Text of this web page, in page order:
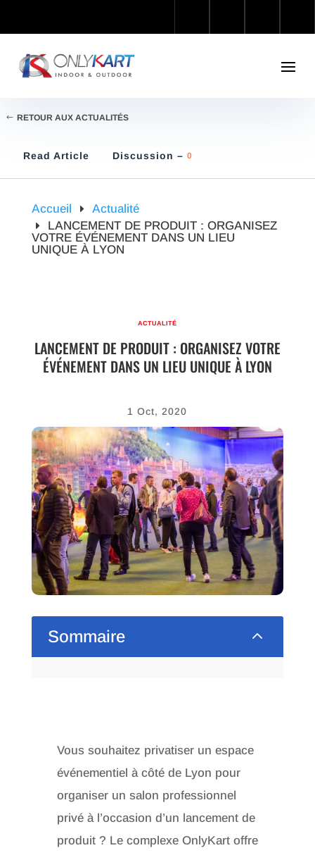
RETOUR AUX ACTUALITÉS
Read Article Discussion – 0
Accueil
Actualité
LANCEMENT DE PRODUIT : ORGANISEZ
VOTRE ÉVÉNEMENT DANS UN LIEU
UNIQUE À LYON
ACTUALITÉ
LANCEMENT DE PRODUIT : ORGANISEZ VOTRE
ÉVÉNEMENT DANS UN LIEU UNIQUE À LYON
1 Oct, 2020
Sommaire 2
Vous souhaitez privatiser un espace
événementiel à côté de Lyon pour
organiser un salon professionnel
privé à l’occasion d’un lancement de
produit ? Le complexe OnlyKart offre